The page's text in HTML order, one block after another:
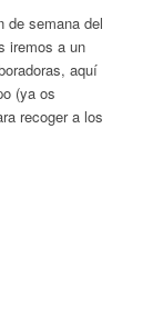
de semana del
iremos a un
aquí
(ya os
recoger a los